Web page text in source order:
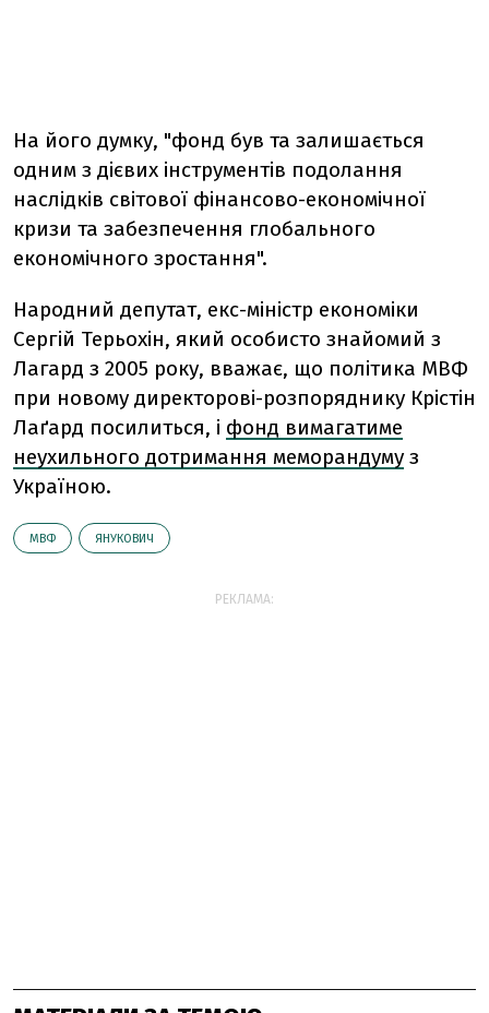
На його думку, "фонд був та залишається
одним з дієвих інструментів подолання
наслідків світової фінансово-економічної
кризи та забезпечення глобального
економічного зростання".
Народний депутат, екс-міністр економіки
Сергій Терьохін, який особисто знайомий з
Лагард з 2005 року, вважає, що політика МВФ
при новому директорові-розпоряднику Крістін
Лаґард посилиться, і фонд вимагатиме
неухильного дотримання меморандуму з
Україною.
МВФ ЯНУКОВИЧ
РЕКЛАМА: